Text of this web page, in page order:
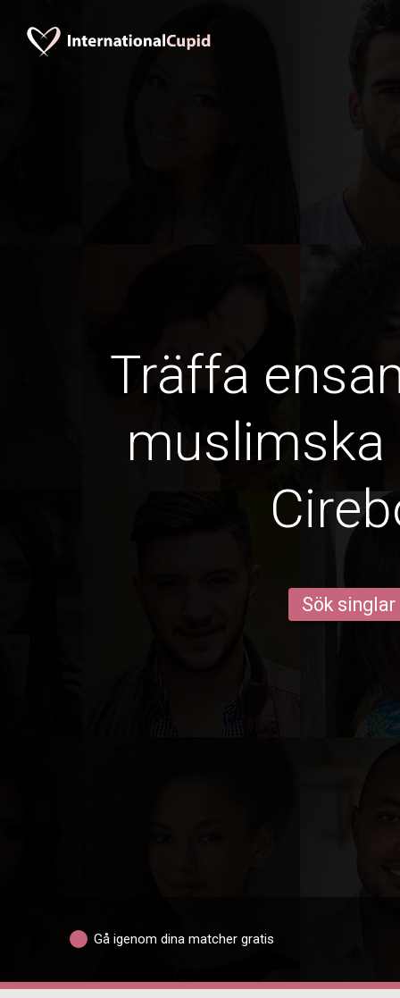
Träffa
muslimska
Sök singlar
Gå igenom dina matcher gratis